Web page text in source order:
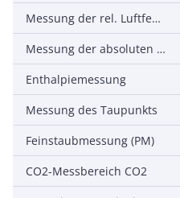
Messung der rel. Luftfeuchtigkeit
Messung der absoluten Luftfeuchtigkeit
Enthalpiemessung
Messung des Taupunkts
Feinstaubmessung (PM)
CO2-Messbereich CO2